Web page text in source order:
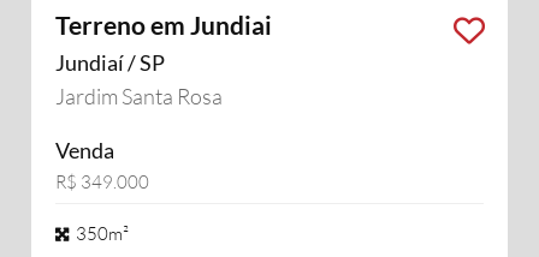
Terreno em Jundiai
Jundiaí / SP
Jardim Santa Rosa
Venda
R$ 349.000
350m²